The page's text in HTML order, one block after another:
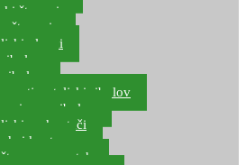
štapovi
štapovi
plovci
natjecateljski ribolov
za ribolov
podmetači
i kante
– match